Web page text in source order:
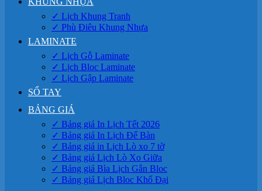
✓ Lịch Khung Tranh
✓ Phù Điêu Khung Nhựa
LAMINATE
✓ Lịch Gỗ Laminate
✓ Lịch Bloc Laminate
✓ Lịch Gập Laminate
SỔ TAY
BẢNG GIÁ
✓ Bảng giá In Lịch Tết 2026
✓ Bảng giá In Lịch Để Bàn
✓ Bảng giá in Lịch Lò xo 7 tờ
✓ Bảng giá Lịch Lò Xo Giữa
✓ Bảng giá Bìa Lịch Gắn Bloc
✓ Bảng giá Lịch Bloc Khổ Đại